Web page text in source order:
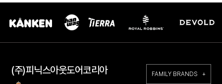
(주)피닉스아웃도어코리아 FAMILY BRANDS +